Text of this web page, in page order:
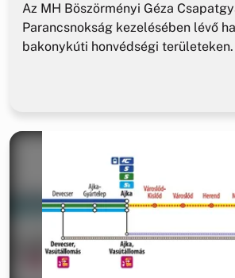
Az MH Böszörményi Géza
Parancsnokság kezelésében lévő
bakonykúti honvédségi területeken.